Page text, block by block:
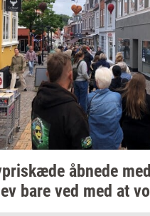
åb­ne­de
bare ved med at